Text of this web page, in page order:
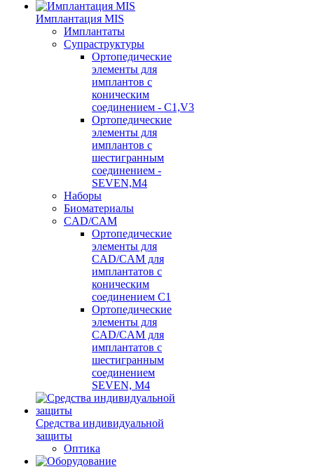
Имплантация MIS
Имплантаты
Супраструктуры
Ортопедические
элементы для
имплантов с
коническим
соединением - C1,V3
Ортопедические
элементы для
имплантов с
шестигранным
соединением -
SEVEN,M4
Наборы
Биоматериалы
CAD/CAM
Ортопедические
элементы для
CAD/CAM для
имплантатов с
коническим
соединением С1
Ортопедические
элементы для
CAD/CAM для
имплантатов с
шестигранным
соединением
SEVEN, М4
Средства индивидуальной
защиты
Оптика